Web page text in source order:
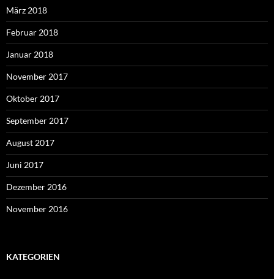
März 2018
Februar 2018
Januar 2018
November 2017
Oktober 2017
September 2017
August 2017
Juni 2017
Dezember 2016
November 2016
KATEGORIEN